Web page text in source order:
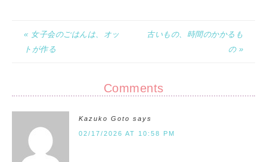
« 女子会のごはんは、オッ
トが作る
古いもの、時間のかかるも
の »
Comments
Kazuko Goto says
02/17/2026 AT 10:58 PM